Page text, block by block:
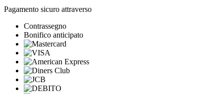
Pagamento sicuro attraverso
Contrassegno
Bonifico anticipato